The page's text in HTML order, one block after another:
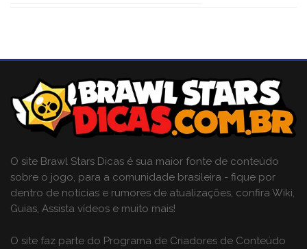
O site Brawl Stars Dicas é sua maior fonte de conteúdo
sobre o jogo, para a comunidade brasileira - fique por
dentro de notícias e rumores de atualizações, confira Wiki,
Guias, Assista vídeos e muito mais!
O site faz parte do Programa de Criadores de Conteúdo